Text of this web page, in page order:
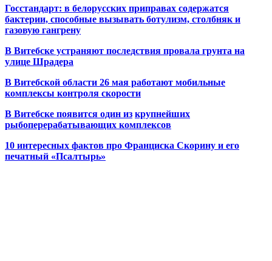
Госстандарт: в белорусских приправах содержатся
бактерии, способные вызывать ботулизм, столбняк и
газовую гангрену
В Витебске устраняют последствия провала грунта на
улице Шрадера
В Витебской области 26 мая работают мобильные
комплексы контроля скорости
В Витебске появится один из крупнейших
рыбоперерабатывающих комплексов
10 интересных фактов про Франциска Скорину и его
печатный «Псалтырь»